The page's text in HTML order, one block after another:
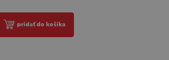
pridať do košíka